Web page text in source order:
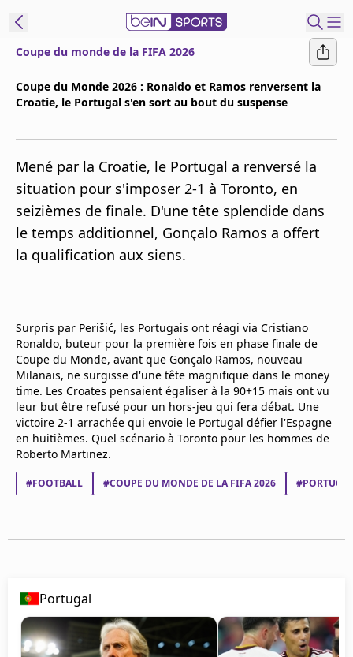
Replays
Podcasts
En Direct
Gérer les
Contactez nous
beINSPIRED
CGU
Mentions légales
Cookies
Protection des données
Paramétrer mon consentement
Coupe du monde de la FIFA 2026
Coupe du Monde 2026 : Ronaldo et Ramos renversent la
Croatie, le Portugal s'en sort au bout du suspense
Mené par la Croatie, le Portugal a renversé la
situation pour s'imposer 2-1 à Toronto, en
seizièmes de finale. D'une tête splendide dans
le temps additionnel, Gonçalo Ramos a offert
la qualification aux siens.
Surpris par Perišić, les Portugais ont réagi via Cristiano
Ronaldo, buteur pour la première fois en phase finale de
Coupe du Monde, avant que Gonçalo Ramos, nouveau
Milanais, ne surgisse d'une tête magnifique dans le money
time. Les Croates pensaient égaliser à la 90+15 mais ont vu
leur but être refusé pour un hors-jeu qui fera débat. Une
victoire 2-1 arrachée qui envoie le Portugal défier l'Espagne
en huitièmes. Quel scénario à Toronto pour les hommes de
Roberto Martinez.
#FOOTBALL #COUPE DU MONDE DE LA FIFA 2026
Portugal